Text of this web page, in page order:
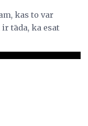
kas to var
tāda, ka esat